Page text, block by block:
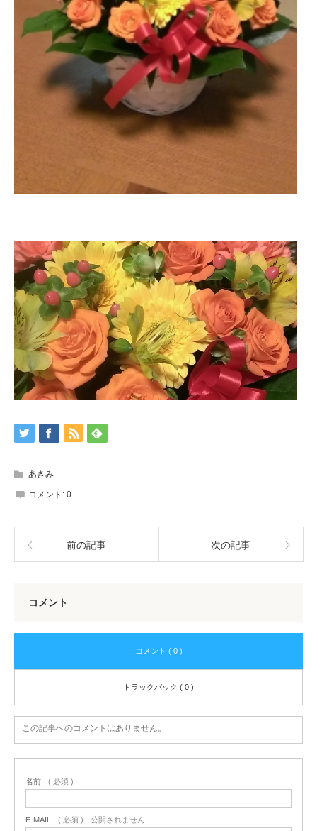
あきみ
コメント: 0
前の記事 次の記事
コメント
コメント ( 0 )
トラックバック ( 0 )
この記事へのコメントはありません。
名前 ( 必須 )
E-MAIL ( 必須 ) - 公開されません -